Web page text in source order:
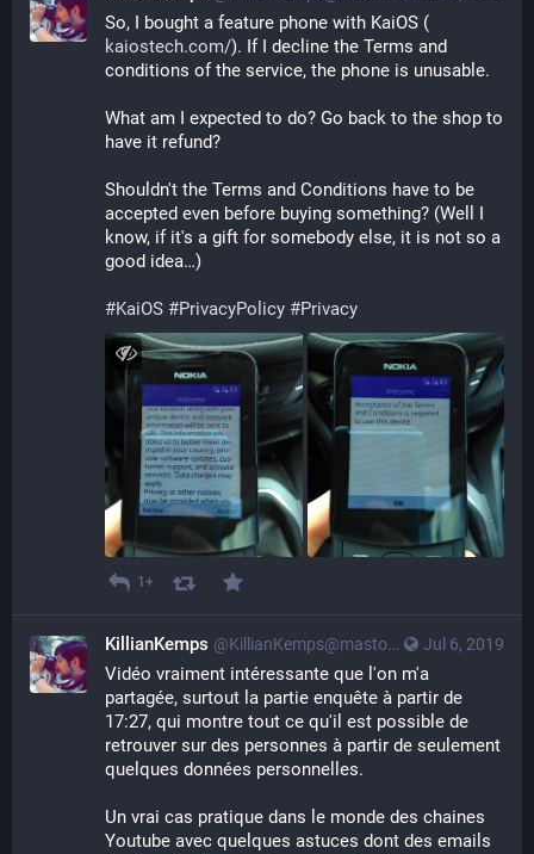
So, I bought a feature phone with KaiOS (
kaiostech.com/). If I decline the Terms and
conditions of the service, the phone is unusable.
What am I expected to do? Go back to the shop to
have it refund?
Shouldn't the Terms and Conditions have to be
accepted even before buying something? (Well I
know, if it's a gift for somebody else, it is not so a
good idea…)
#KaiOS #PrivacyPolicy #Privacy
1+
Jul 6, 2019
KillianKemps @KillianKemps@mastodon.qowala.org
Vidéo vraiment intéressante que l'on m'a
partagée, surtout la partie enquête à partir de
17:27, qui montre tout ce qu'il est possible de
retrouver sur des personnes à partir de seulement
quelques données personnelles.
Un vrai cas pratique dans le monde des chaines
Youtube avec quelques astuces dont des emails